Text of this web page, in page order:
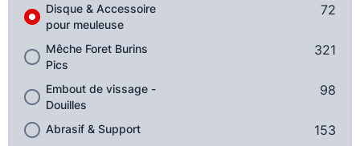
Disque & Accessoire
pour meuleuse
72
Mêche Foret Burins
Pics
321
Embout de vissage -
Douilles
98
Abrasif & Support 153